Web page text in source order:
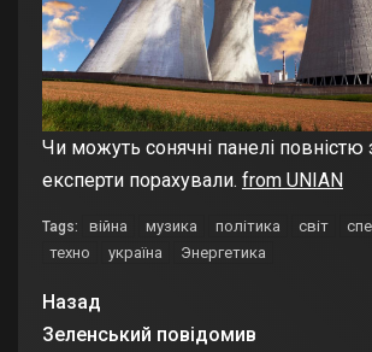
Чи можуть сонячні панелі повністю
експерти порахували. from UNIAN
Tags: війна музика політика світ
техно
україна Энергетика
Назад
Зеленський повідомив